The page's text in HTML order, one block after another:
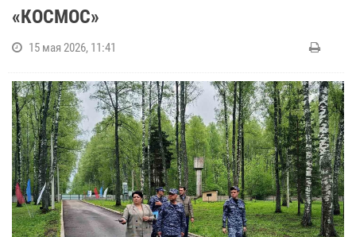
«КОСМОС»
15 мая 2026, 11:41